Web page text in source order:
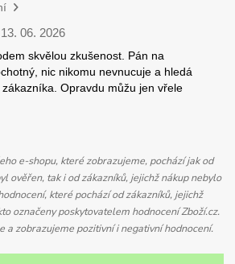
e-shopu, které zobrazujeme, pochází jak od
ověřen, tak i od zákazníků, jejichž nákup nebylo
které pochází od zákazníků, jejichž
označeny poskytovatelem hodnocení Zboží.cz.
a zobrazujeme pozitivní i negativní hodnocení.